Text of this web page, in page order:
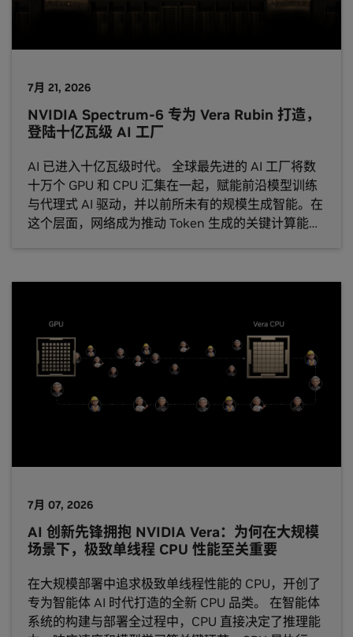
7月 21, 2026
NVIDIA Spectrum-6 专为 Vera Rubin 打造，
登陆十亿瓦级 AI 工厂
AI 已进入十亿瓦级时代。 全球最先进的 AI 工厂将数
十万个 GPU 和 CPU 汇集在一起，赋能前沿模型训练
与代理式 AI 驱动，并以前所未有的规模生成智能。在
这个层面，网络成为推动 Token 生成的关键计算能力
是上一代的 2 倍，为 NVIDIA Vera Rubin 平台构建，
驱动新一代 NVIDIA Spec
7月 07, 2026
AI 创新先锋拥抱 NVIDIA Vera：为何在大规模
场景下，极致单线程 CPU 性能至关重要
在大规模部署中追求极致单线程性能的 CPU，开创了
专为智能体 AI 时代打造的全新 CPU 品类。 在智能体
系统的构建与部署全过程中，CPU 直接决定了推理能